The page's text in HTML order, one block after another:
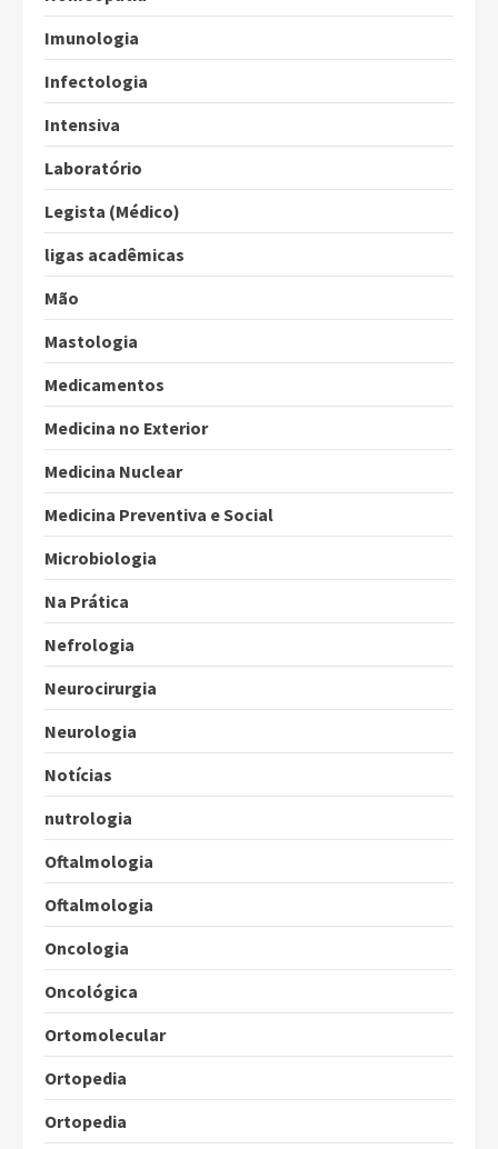
Imunologia
Infectologia
Intensiva
Laboratório
Legista (Médico)
ligas acadêmicas
Mão
Mastologia
Medicamentos
Medicina no Exterior
Medicina Nuclear
Medicina Preventiva e Social
Microbiologia
Na Prática
Nefrologia
Neurocirurgia
Neurologia
Notícias
nutrologia
Oftalmologia
Oftalmologia
Oncologia
Oncológica
Ortomolecular
Ortopedia
Ortopedia